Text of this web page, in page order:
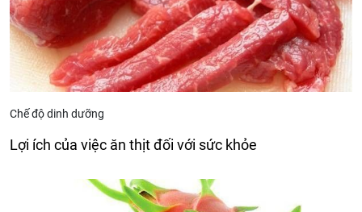
Chế độ dinh dưỡng
Lợi ích của việc ăn thịt đối với sức khỏe